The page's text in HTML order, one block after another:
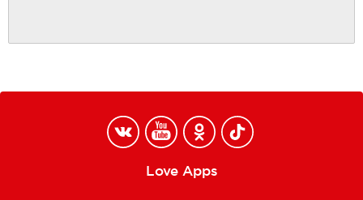
Love Apps